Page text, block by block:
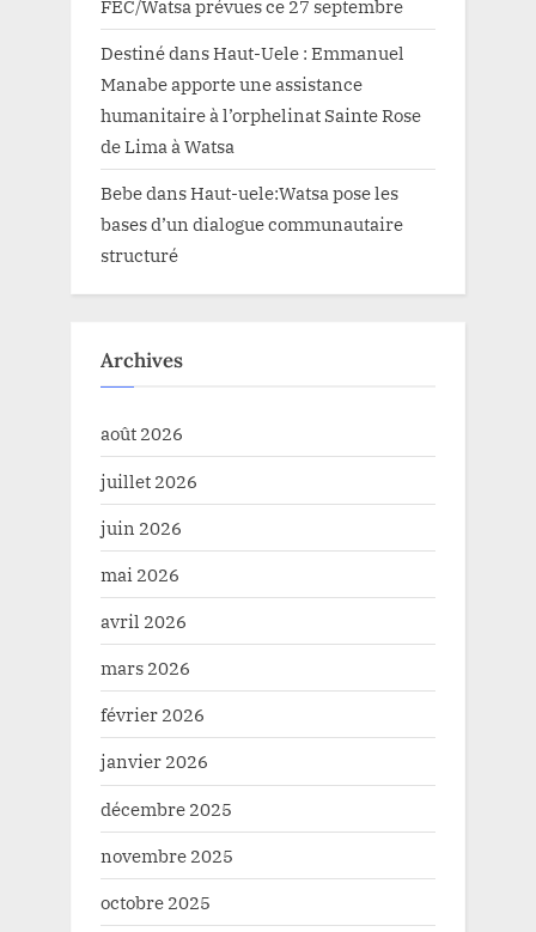
FEC/Watsa prévues ce 27 septembre
DestinédansHaut-Uele : Emmanuel
Manabe apporte une assistance
humanitaire à l’orphelinat Sainte Rose
de Lima à Watsa
BebedansHaut-uele:Watsa pose les
bases d’un dialogue communautaire
structuré
Archives
août 2026
juillet 2026
juin 2026
mai 2026
avril 2026
mars 2026
février 2026
janvier 2026
décembre 2025
novembre 2025
octobre 2025